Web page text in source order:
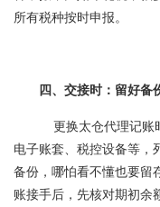
所有税种按时申报。
四、交接时：留好备
更换太仓代理记账
电子账套、税控设备等，
备份，哪怕看不懂也要留
账接手后，先核对期初余